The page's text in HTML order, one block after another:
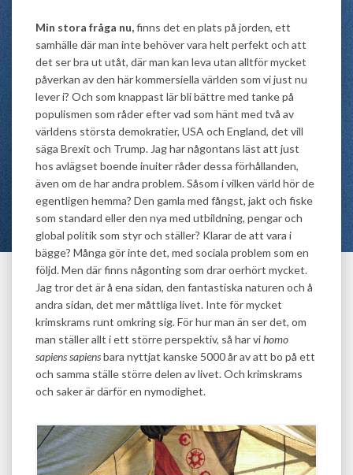
Min stora fråga nu,finns det en plats på jorden, ett
samhälle där man inte behöver vara helt perfekt och att
det ser bra ut utåt, där man kan leva utan alltför mycket
påverkan av den här kommersiella världen som vi just nu
lever i? Och som knappast lär bli bättre med tanke på
populismen som råder efter vad som hänt med två av
världens största demokratier, USA och England, det vill
säga Brexit och Trump. Jag har någontans läst att just
hos avlägset boende inuiter råder dessa förhållanden,
även om de har andra problem. Såsom i vilken värld hör de
egentligen hemma? Den gamla med fångst, jakt och fiske
som standard eller den nya med utbildning, pengar och
global politik som styr och ställer? Klarar de att vara i
bägge? Många gör inte det, med sociala problem som en
följd. Men där finns någonting som drar oerhört mycket.
Jag tror det är å ena sidan, den fantastiska naturen och å
andra sidan, det mer måttliga livet. Inte för mycket
krimskrams runt omkring sig. För hur man än ser det, om
man ställer allt i ett större perspektiv, så har vihomo
sapiens sapiensbara nyttjat kanske 5000 år av att bo på ett
och samma ställe större delen av livet. Och krimskrams
och saker är därför en nymodighet.